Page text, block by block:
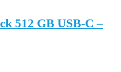
512 GB USB-C –